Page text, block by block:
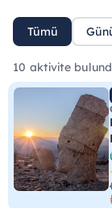
Tümü
10 aktivite